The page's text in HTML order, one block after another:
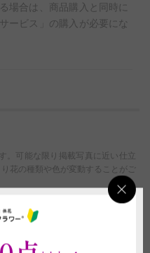
場合は、商品購入と同時に
ービス」の購入が必要にな
。可能な限り掲載写真に近い仕立
花の種類や色が変動することがご
形状や素材は在庫の都合上、掲載
成後の変更・取り消しを承ること